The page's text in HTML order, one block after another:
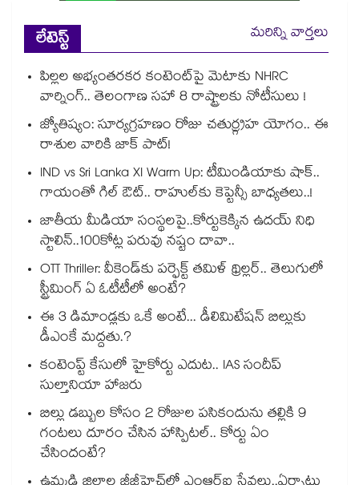
లేటెస్ట్
మరిన్ని వార్తలు
పిల్లల అభ్యంతరకర కంటెంట్‌పై మెటాకు NHRC
వార్నింగ్.. తెలంగాణ సహా 8 రాష్ట్రాలకు నోటీసులు !
జ్యోతిష్యం: సూర్యగ్రహణం రోజు చతుర్గ్రహ యోగం.. ఈ
రాశుల వారికి జాక్ పాట్!
IND vs Sri Lanka XI Warm Up: టీమిండియాకు షాక్..
గాయంతో గిల్ ఔట్.. రాహుల్‌కు కెప్టెన్సీ బాధ్యతలు..!
జాతీయ మీడియా సంస్థలపై..కోర్టుకెక్కిన ఉదయ్ నిధి
స్టాలిన్..100కోట్ల పరువు నష్టం దావా..
OTT Thriller: వీకెండ్‌కు పర్ఫెక్ట్ తమిళ్ థ్రిల్లర్.. తెలుగులో
స్ట్రీమింగ్ ఏ ఓటీటీలో అంటే?
ఈ 3 డిమాండ్లకు ఒకే అంటే... డీలిమిటేషన్ బిల్లుకు
డీఎంకే మద్దతు.?
కంటెంప్ట్ కేసులో హైకోర్టు ఎదుట.. IAS సందీప్
సుల్తానియా హాజరు
బిల్లు డబ్బుల కోసం 2 రోజుల పసికందును తల్లికి 9
గంటలు దూరం చేసిన హాస్పిటల్.. కోర్టు ఏం
చేసిందంటే?